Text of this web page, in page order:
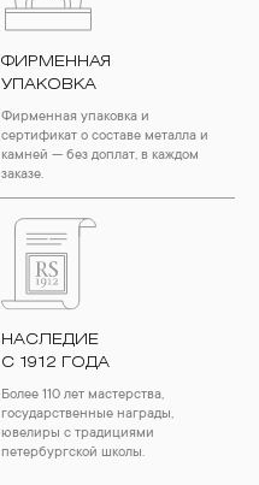
ФИРМЕННАЯ
УПАКОВКА
Фирменная упаковка и
сертификат о составе металла и
камней — без доплат, в каждом
заказе.
НАСЛЕДИЕ
С 1912 ГОДА
Более 110 лет мастерства,
государственные награды,
ювелиры с традициями
петербургской школы.